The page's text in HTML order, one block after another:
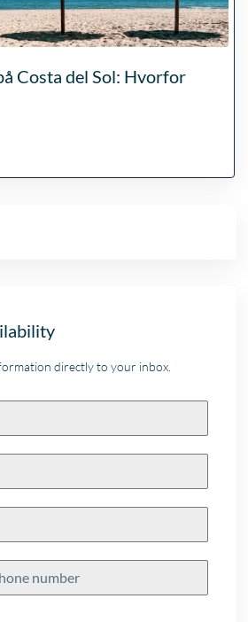
Costa del Sol: Hvorfor
directly to your inbox.